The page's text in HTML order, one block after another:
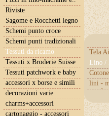
Riviste
Sagome e Rocchetti legno
Schemi punto croce
Schemi punti tradizionali
Tessuti da ricamo
Tela
Lino /
lini -
con
Tessuti x Broderie Suisse
Tessuti patchwork e baby
accessori x borse e simili
decorazioni varie
charms+accessori
cartonaggio - accessori